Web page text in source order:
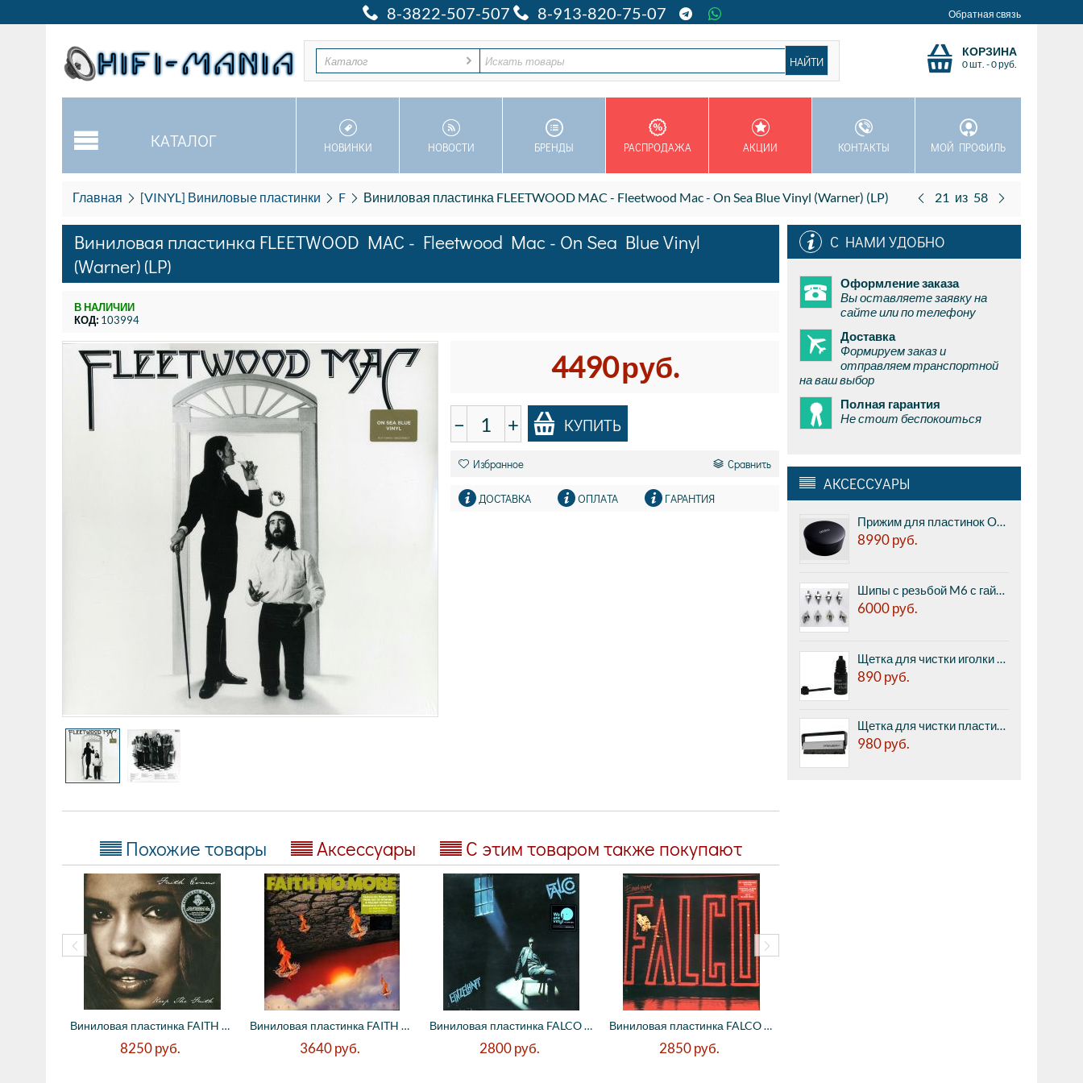
8-3822-507-507 8-913-820-75-07 Обратная связь
Каталог
КОРЗИНА
0 шт. -0руб.
КАТАЛОГ НОВИНКИ НОВОСТИ БРЕНДЫ РАСПРОДАЖА АКЦИИ КОНТАКТЫ МОЙ ПРОФИЛЬ
Главная [VINYL] Виниловые пластинки F Виниловая пластинка FLEETWOOD MAC - Fleetwood Mac - On Sea Blue Vinyl (Warner) (LP) 21 из 58
Виниловая пластинка FLEETWOOD MAC - Fleetwood Mac - On Sea Blue Vinyl
(Warner) (LP)
В НАЛИЧИИ
КОД: 103994
4490руб.
− + КУПИТЬ
Избранное Сравнить
ДОСТАВКА ОПЛАТА ГАРАНТИЯ
Похожие товары Аксессуары С этим товаром также покупают
Виниловая пластинка FAITH EVANS - Keep Th...
8250 руб.
Виниловая пластинка FAITH NO MORE - The R...
3640 руб.
Виниловая пластинка FALCO - Einzelhaft (S...
2800 руб.
Виниловая пластинка FALCO - Emotional - 3...
2850 руб.
С НАМИ УДОБНО
Оформление заказа
Вы оставляете заявку на
сайте или по телефону
Доставка
Формируем заказ и
отправляем транспортной
на ваш выбор
Полная гарантия
Не стоит беспокоиться
АКСЕССУАРЫ
Прижим для пластинок Ortofon Record stabilizer Heavy Black
8990руб.
Шипы с резьбой M6 с гайкой - из нержавеющей стали, полированный (цена за комплект из 8 штук)
6000руб.
Щетка для чистки иголки Premiera PK-104 - набор для сухой и влажной очистки иглы звукоснимателя
890руб.
Щетка для чистки пластинок Premiera PK-106 - антистатическая щётка из карбонового волокна.
980руб.